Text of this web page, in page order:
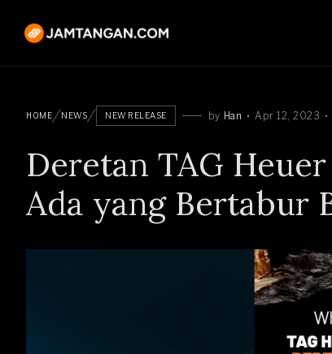
HOME NEWS NEW RELEASE by Han Apr 12, 2023
Deretan TAG
Ada yang Bertabur